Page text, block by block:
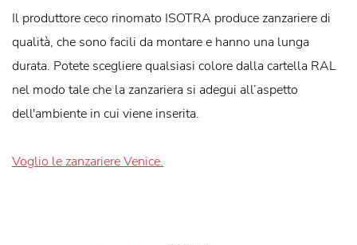
Il produttore ceco rinomato ISOTRA produce zanzariere di
qualità, che sono facili da montare e hanno una lunga
durata. Potete scegliere qualsiasi colore dalla cartella RAL
nel modo tale che la zanzariera si adegui all’aspetto
dell'ambiente in cui viene inserita.
Voglio le zanzariere Venice.